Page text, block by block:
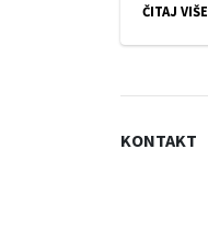
ČITAJ VIŠE
KONTAKT